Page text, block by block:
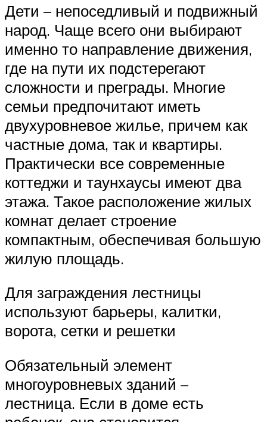
Дети – непоседливый и подвижный
народ. Чаще всего они выбирают
именно то направление движения,
где на пути их подстерегают
сложности и преграды. Многие
семьи предпочитают иметь
двухуровневое жилье, причем как
частные дома, так и квартиры.
Практически все современные
коттеджи и таунхаусы имеют два
этажа. Такое расположение жилых
комнат делает строение
компактным, обеспечивая большую
жилую площадь.
Для заграждения лестницы
используют барьеры, калитки,
ворота, сетки и решетки
Обязательный элемент
многоуровневых зданий –
лестница. Если в доме есть